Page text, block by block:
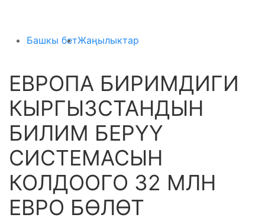
Башкы бетЖаңылыктар
ЕВРОПА БИРИМДИГИ
КЫРГЫЗСТАНДЫН
БИЛИМ БЕРҮҮ
СИСТЕМАСЫН
КОЛДООГО 32 МЛН
ЕВРО БӨЛӨТ